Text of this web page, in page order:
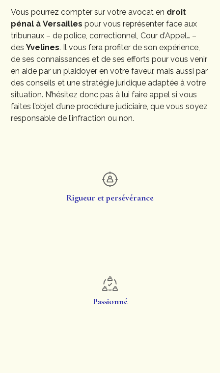
Vous pourrez compter sur votre avocat en droit
pénal à Versailles pour vous représenter face aux
tribunaux – de police, correctionnel, Cour d’Appel… –
desYvelines. Il vous fera profiter de son expérience,
de ses connaissances et de ses efforts pour vous venir
en aide par un plaidoyer en votre faveur, mais aussi par
des conseils et une stratégie juridique adaptée à votre
situation. N’hésitez donc pas à lui faire appel si vous
faites l’objet d’une procédure judiciaire, que vous soyez
responsable de l’infraction ou non.
Rigueur et persévérance
Passionné